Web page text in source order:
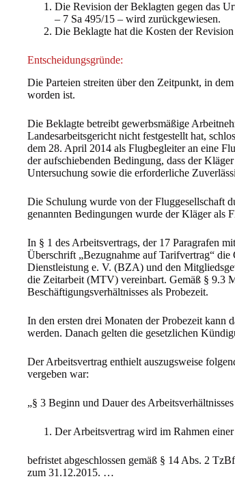
Die Revision der Beklagten gegen das
– 7 Sa 495/15 – wird zurückgewiesen.
Die Beklagte hat die Kosten der Revision
Entscheidungsgründe:
Die Parteien streiten über den Zeitpunkt, in
worden ist.
Die Beklagte betreibt gewerbsmäßige
Landesarbeitsgericht nicht festgestellt hat,
dem 28. April 2014 als Flugbegleiter an eine
der aufschiebenden Bedingung, dass der
Untersuchung sowie die erforderliche
Die Schulung wurde von der Fluggesellschaft
genannten Bedingungen wurde der Kläger als
In § 1 des Arbeitsvertrags, der 17 Paragrafen
Überschrift „Bezugnahme auf Tarifvertrag“
Dienstleistung e. V. (BZA) und den
die Zeitarbeit (MTV) vereinbart. Gemäß § 9.3
Beschäftigungsverhältnisses als Probezeit.
In den ersten drei Monaten der Probezeit kann
werden. Danach gelten die gesetzlichen
Der Arbeitsvertrag enthielt auszugsweise
vergeben war:
„§ 3 Beginn und Dauer des Arbeitsverhältnisses
Der Arbeitsvertrag wird im Rahmen
befristet abgeschlossen gemäß § 14 Abs. 2
zum 31.12.2015. …